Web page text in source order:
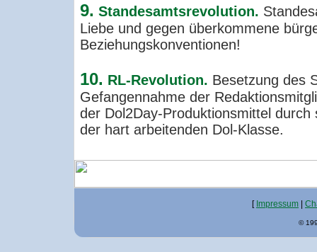
9. Standesamtsrevolution.
Liebe und gegen überkommene
Beziehungskonventionen!
10. RL-Revolution. Besetzung des
Gefangennahme der
der Dol2Day-Produktionsmittel
der hart arbeitenden Dol-Klasse.
[ Impressum
©